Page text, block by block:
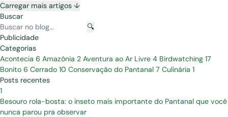
Carregar mais artigos ↓
Buscar
🔍
Publicidade
Categorias
Acontecia 6 Amazônia 2 Aventura ao Ar Livre 4 Birdwatching 17
Bonito 6 Cerrado 10 Conservação do Pantanal 7 Culinária 1
Posts recentes
1
Besouro rola-bosta: o inseto mais importante do Pantanal que você
nunca parou pra observar